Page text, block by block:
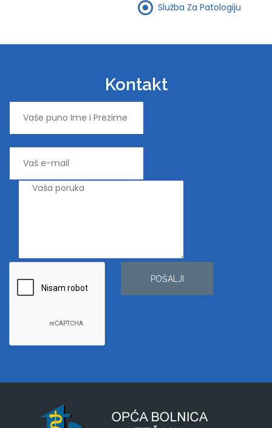
Služba Za Patologiju
Kontakt
POŠALJI